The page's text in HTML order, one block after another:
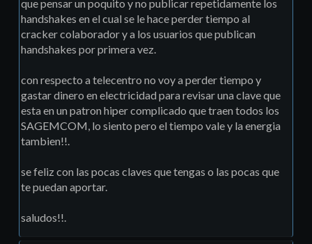
que pensar un poquito y no publicar repetidamente los
handshakes en el cual se le hace perder tiempo al
cracker colaborador y a los usuarios que publican
handshakes por primera vez.
con respecto a telecentro no voy a perder tiempo y
gastar dinero en electricidad para revisar una clave que
esta en un patron hiper complicado que traen todos los
SAGEMCOM, lo siento pero el tiempo vale y la energia
tambien!!.
se feliz con las pocas claves que tengas o las pocas que
te puedan aportar.
saludos!!.